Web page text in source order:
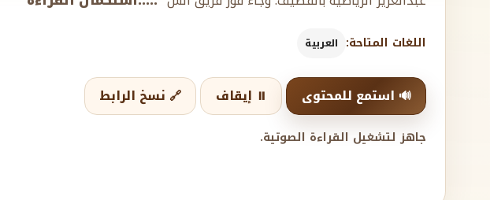
اللغات المتاحة: العربية
🔊 استمع للمحتوى ⏸️ إيقاف 🔗 نسخ الرابط
جاهز لتشغيل القراءة الصوتية.